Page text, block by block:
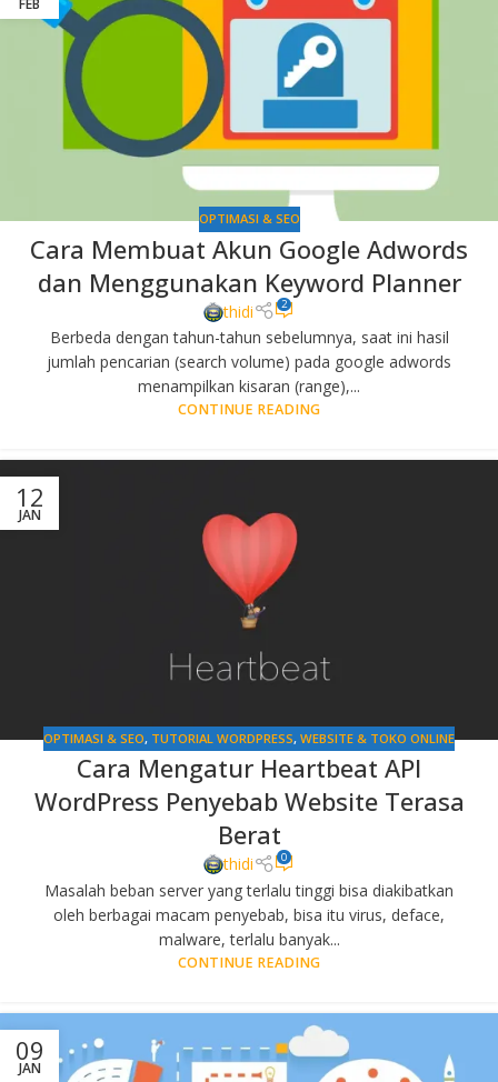
OPTIMASI & SEO
Cara Membuat Akun Google Adwords
dan Menggunakan Keyword Planner
thidi 2
Berbeda dengan tahun-tahun sebelumnya, saat ini hasil
jumlah pencarian (search volume) pada google adwords
menampilkan kisaran (range),...
CONTINUE READING
12
JAN
OPTIMASI & SEO, TUTORIAL WORDPRESS, WEBSITE & TOKO ONLINE
Cara Mengatur Heartbeat API
WordPress Penyebab Website Terasa
Berat
thidi 0
Masalah beban server yang terlalu tinggi bisa diakibatkan
oleh berbagai macam penyebab, bisa itu virus, deface,
malware, terlalu banyak...
CONTINUE READING
09
JAN